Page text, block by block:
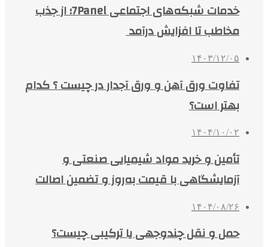
خدمات شبکه‌های اجتماعی 7Panel؛ از جذب
مخاطب تا افزایش درآمد
۱۴۰۳/۱۲/۰۵
تفاوت ورق آهن و ورق آجدار در چیست ؟ کدام
بهتر است؟
۱۴۰۴/۱۰/۰۲
تأمین و خرید مواد شیمیایی صنعتی و
آزمایشگاهی با قیمت به‌روز و تضمین اصالت
۱۴۰۴/۰۸/۲۶
حمل و نقل چندوجهی یا ترکیبی چیست؟